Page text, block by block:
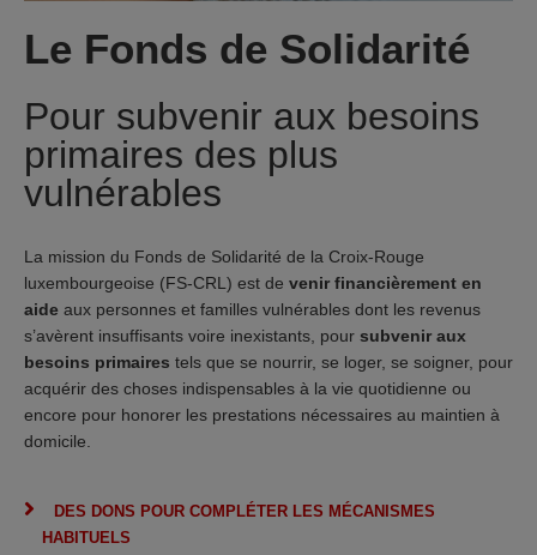
Le Fonds de Solidarité
Pour subvenir aux besoins
primaires des plus
vulnérables
La mission du Fonds de Solidarité de la Croix-Rouge
luxembourgeoise (FS-CRL) est de venir financièrement en
aide aux personnes et familles vulnérables dont les revenus
s’avèrent insuffisants voire inexistants, pour subvenir aux
besoins primaires tels que se nourrir, se loger, se soigner, pour
acquérir des choses indispensables à la vie quotidienne ou
encore pour honorer les prestations nécessaires au maintien à
domicile.
DES DONS POUR COMPLÉTER LES MÉCANISMES
HABITUELS